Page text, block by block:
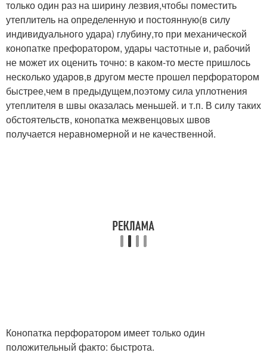
только один раз на ширину лезвия,чтобы поместить
утеплитель на определенную и постоянную(в силу
индивидуального удара) глубину,то при механической
конопатке префоратором, удары частотные и, рабочий
не может их оценить точно: в каком-то месте пришлось
несколько ударов,в другом месте прошел перфоратором
быстрее,чем в предыдущем,поэтому сила уплотнения
утеплителя в швы оказалась меньшей. и т.п. В силу таких
обстоятельств, конопатка межвенцовых швов
получается неравномерной и не качественной.
Конопатка перфоратором имеет только один
положительный факто: быстрота.